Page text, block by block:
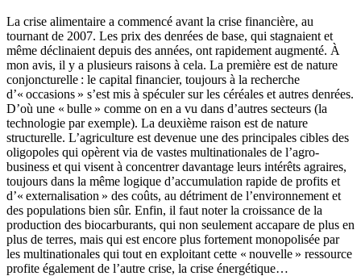
La crise alimentaire a commencé avant la crise financière, au
tournant de 2007. Les prix des denrées de base, qui stagnaient et
même déclinaient depuis des années, ont rapidement augmenté. À
mon avis, il y a plusieurs raisons à cela. La première est de nature
conjoncturelle : le capital financier, toujours à la recherche
d’« occasions » s’est mis à spéculer sur les céréales et autres denrées.
D’où une « bulle » comme on en a vu dans d’autres secteurs (la
technologie par exemple). La deuxième raison est de nature
structurelle. L’agriculture est devenue une des principales cibles des
oligopoles qui opèrent via de vastes multinationales de l’agro-
business et qui visent à concentrer davantage leurs intérêts agraires,
toujours dans la même logique d’accumulation rapide de profits et
d’« externalisation » des coûts, au détriment de l’environnement et
des populations bien sûr. Enfin, il faut noter la croissance de la
production des biocarburants, qui non seulement accapare de plus en
plus de terres, mais qui est encore plus fortement monopolisée par
les multinationales qui tout en exploitant cette « nouvelle » ressource
profite également de l’autre crise, la crise énergétique…